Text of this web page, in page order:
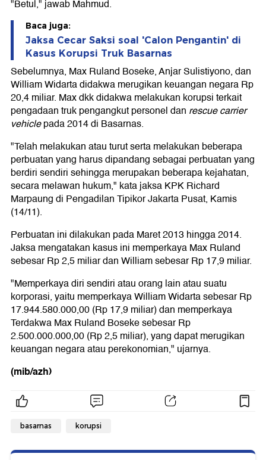
"Betul," jawab Mahmud.
Baca juga:
Jaksa Cecar Saksi soal 'Calon Pengantin' di
Kasus Korupsi Truk Basarnas
Sebelumnya, Max Ruland Boseke, Anjar Sulistiyono, dan
William Widarta didakwa merugikan keuangan negara Rp
20,4 miliar. Max dkk didakwa melakukan korupsi terkait
pengadaan truk pengangkut personel dan rescue carrier
vehiclepada 2014 di Basarnas.
"Telah melakukan atau turut serta melakukan beberapa
perbuatan yang harus dipandang sebagai perbuatan yang
berdiri sendiri sehingga merupakan beberapa kejahatan,
secara melawan hukum," kata jaksa KPK Richard
Marpaung di Pengadilan Tipikor Jakarta Pusat, Kamis
(14/11).
Perbuatan ini dilakukan pada Maret 2013 hingga 2014.
Jaksa mengatakan kasus ini memperkaya Max Ruland
sebesar Rp 2,5 miliar dan William sebesar Rp 17,9 miliar.
"Memperkaya diri sendiri atau orang lain atau suatu
korporasi, yaitu memperkaya William Widarta sebesar Rp
17.944.580.000,00 (Rp 17,9 miliar) dan memperkaya
Terdakwa Max Ruland Boseke sebesar Rp
2.500.000.000,00 (Rp 2,5 miliar), yang dapat merugikan
keuangan negara atau perekonomian," ujarnya.
(mib/azh)
basarnas korupsi